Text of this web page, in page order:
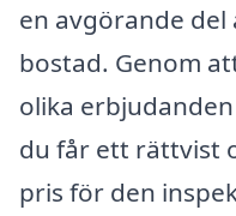
en avgörande del
bostad. Genom
olika
du får ett rättvist
pris för den